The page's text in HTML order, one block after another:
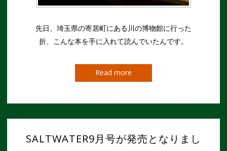
先日、埼玉県の寄居町にある川の博物館に行った
折、こんな本を手に入れて読んでいたんです。
Read more
SALTWATER9月号が発売となりまし